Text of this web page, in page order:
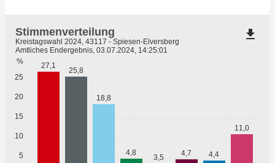
5
10
15
20
25
%
27,1
25,8
18,8
4,8
3,5 4,7 4,4
11,0
Stimmenverteilung
Kreistagswahl 2024, 43117 - Spiesen-Elversberg
Amtliches Endergebnis, 03.07.2024, 14:25:01
file_download